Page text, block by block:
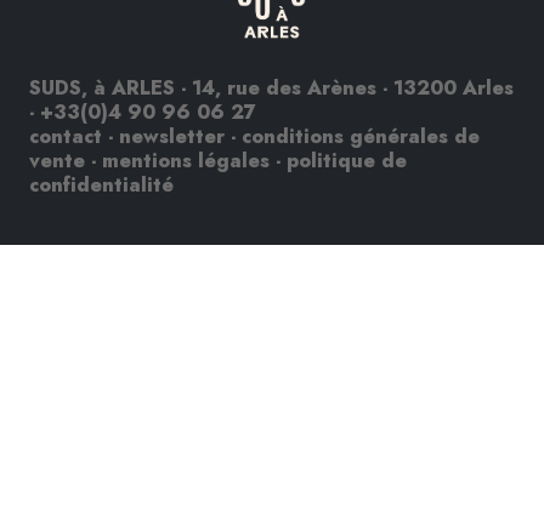
SUDS, à ARLES - 14, rue des Arènes - 13200 Arles
- +33(0)4 90 96 06 27
contact - newsletter - conditions générales de
vente - mentions légales - politique de
confidentialité